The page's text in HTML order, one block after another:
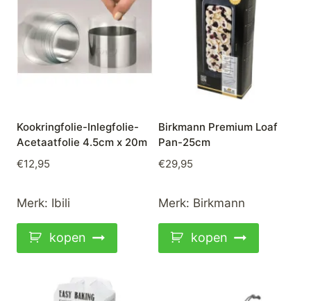
Kookringfolie-Inlegfolie-
Acetaatfolie 4.5cm x 20m
€12,95
Merk: Ibili
kopen
Birkmann Premium Loaf
Pan-25cm
€29,95
Merk: Birkmann
kopen